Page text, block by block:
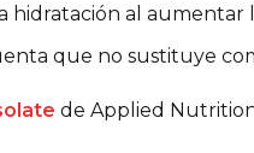
hidratación al aumentar
que no sustituye
de Applied